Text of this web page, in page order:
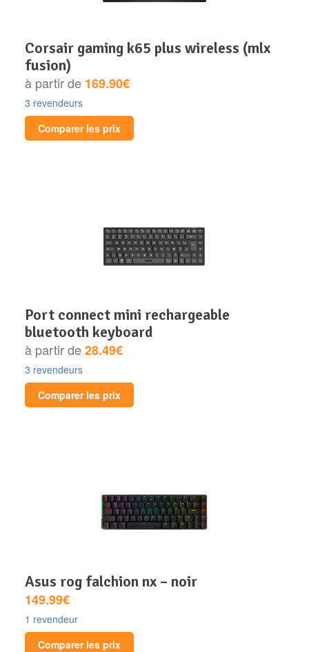
corsair gaming k65 plus wireless (mlx
fusion)
à partir de 169.90€
3 revendeurs
Comparer les prix
port connect mini rechargeable
bluetooth keyboard
à partir de28.49€
3 revendeurs
Comparer les prix
asus rog falchion nx – noir
149.99€
1 revendeur
Comparer les prix